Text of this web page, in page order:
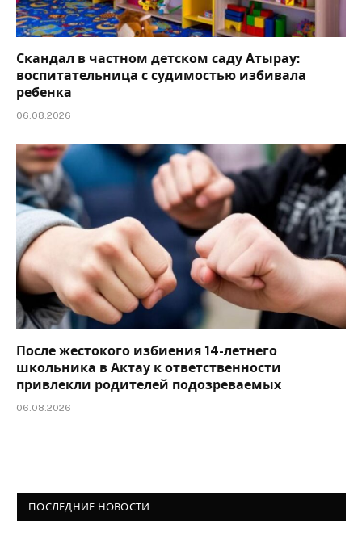
Скандал в частном детском саду Атырау:
воспитательница с судимостью избивала
ребенка
06.08.2026
После жестокого избиения 14-летнего
школьника в Актау к ответственности
привлекли родителей подозреваемых
06.08.2026
ПОСЛЕДНИЕ НОВОСТИ